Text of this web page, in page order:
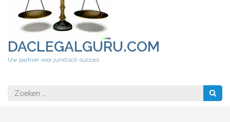
DACLEGALGURU.COM
Uw partner voor juridisch succes
Zoeken
naar: